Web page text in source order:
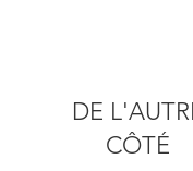
DE
CÔTÉ